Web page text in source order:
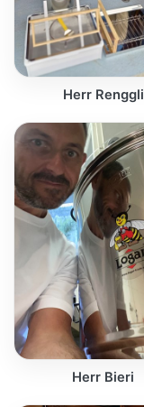
Herr Renggli
Herr Bieri